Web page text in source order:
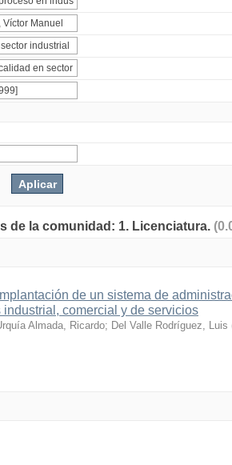
de la comunidad: 1. Licenciatura.
de un sistema de
comercial y de servicios
Almada, Ricardo; Del Valle Rodríguez, Luis